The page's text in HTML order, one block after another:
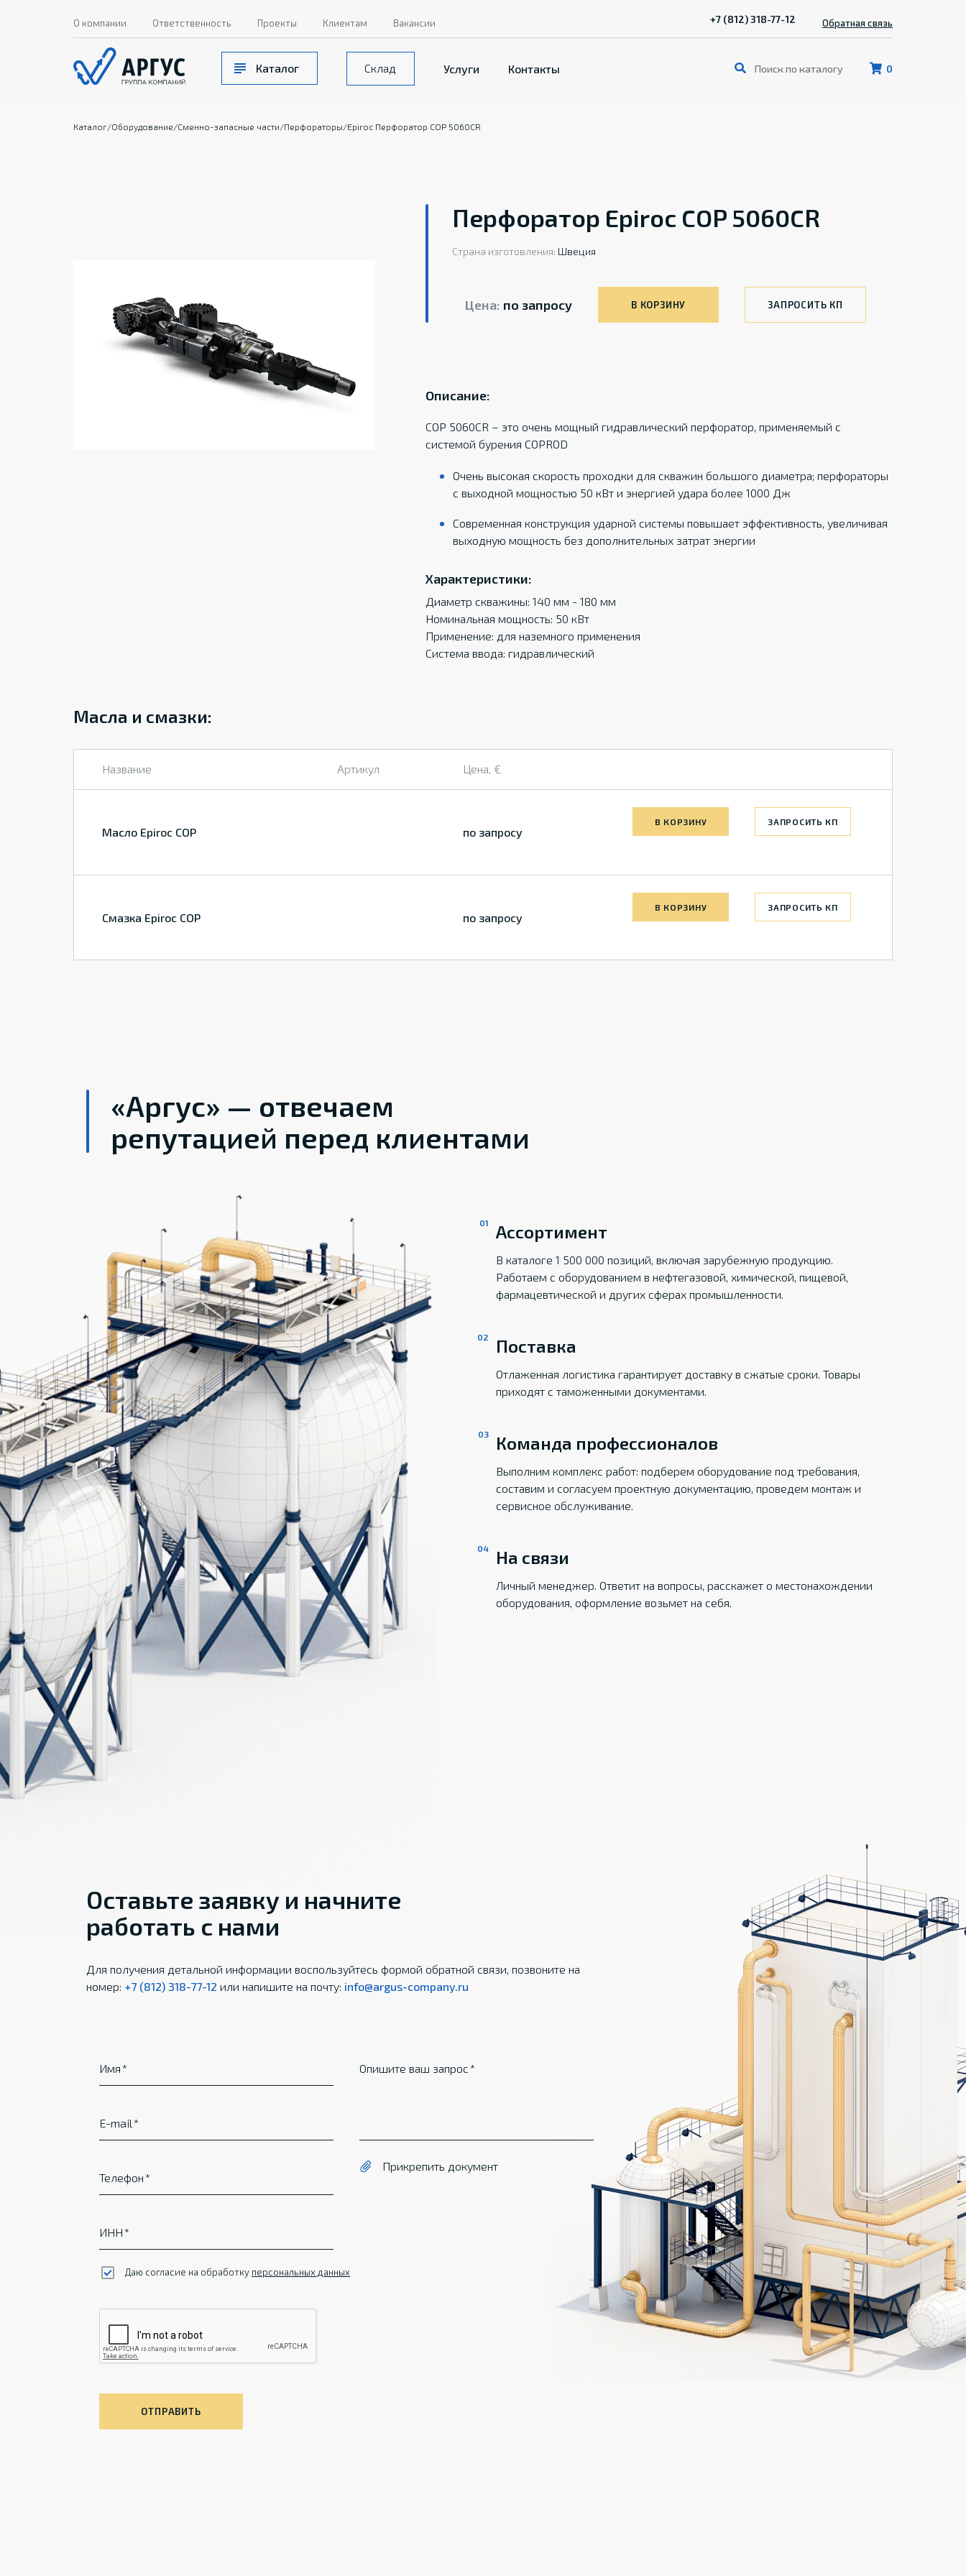
0
Каталог Склад Услуги Контакты
О компании Ответственность Проекты Клиентам Вакансии +7 (812) 318-77-12 Обратная связь
Каталог/Оборудование/Сменно-запасные части/Перфораторы/Epiroc Перфоратор COP 5060CR
Перфоратор Epiroc COP 5060CR
Страна изготовления: Швеция
Цена: по запросу В КОРЗИНУ ЗАПРОСИТЬ КП
Описание:
COP 5060CR – это очень мощный гидравлический перфоратор, применяемый с
системой бурения COPROD
Очень высокая скорость проходки для скважин большого диаметра; перфораторы
с выходной мощностью 50 кВт и энергией удара более 1000 Дж
Современная конструкция ударной системы повышает эффективность, увеличивая
выходную мощность без дополнительных затрат энергии
Характеристики:
Диаметр скважины: 140 мм - 180 мм
Номинальная мощность: 50 кВт
Применение: для наземного применения
Система ввода: гидравлический
Масла и смазки:
Название Артикул Цена, €
Масло Epiroc COP по запросу
В КОРЗИНУ ЗАПРОСИТЬ КП
Смазка Epiroc COP по запросу
В КОРЗИНУ ЗАПРОСИТЬ КП
«Аргус» — отвечаем
репутацией перед клиентами
Ассортимент
В каталоге 1 500 000 позиций, включая зарубежную продукцию.
Работаем с оборудованием в нефтегазовой, химической, пищевой,
фармацевтической и других сферах промышленности.
Поставка
Отлаженная логистика гарантирует доставку в сжатые сроки. Товары
приходят с таможенными документами.
Команда профессионалов
Выполним комплекс работ: подберем оборудование под требования,
составим и согласуем проектную документацию, проведем монтаж и
сервисное обслуживание.
На связи
Личный менеджер. Ответит на вопросы, расскажет о местонахождении
оборудования, оформление возьмет на себя.
Оставьте заявку и начните
работать с нами
Для получения детальной информации воспользуйтесь формой обратной связи, позвоните на
номер: +7 (812) 318-77-12 или напишите на почту: info@argus-company.ru
Имя
E-mail
Телефон
ИНН
Опишите ваш запрос
Прикрепить документ
Даю согласие на обработку персональных данных
ОТПРАВИТЬ